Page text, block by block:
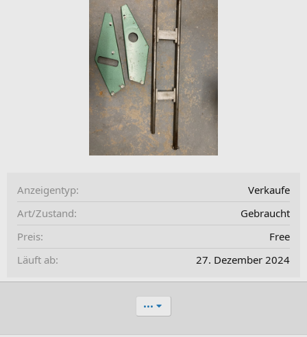
Anzeigentyp
Verkaufe
Art/Zustand
Gebraucht
Preis
Free
Läuft ab
27. Dezember 2024
•••